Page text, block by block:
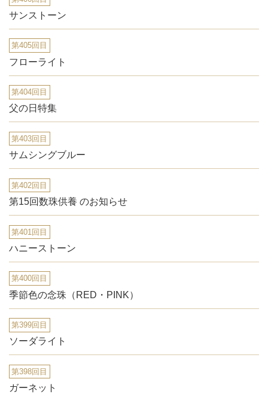
サンストーン
第405回目
フローライト
第404回目
父の日特集
第403回目
サムシングブルー
第402回目
第15回数珠供養 のお知らせ
第401回目
ハニーストーン
第400回目
季節色の念珠（RED・PINK）
第399回目
ソーダライト
第398回目
ガーネット